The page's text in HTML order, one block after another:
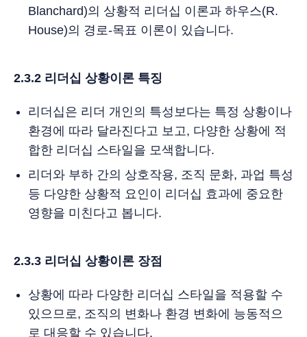
Blanchard)의 상황적 리더십 이론과 하우스(R.
House)의 경로-목표 이론이 있습니다.
2.3.2 리더십 상황이론 특징
리더십은 리더 개인의 특성보다는 특정 상황이나
환경에 따라 달라진다고 보고, 다양한 상황에 적
합한 리더십 스타일을 모색합니다.
리더와 부하 간의 상호작용, 조직 문화, 과업 특성
등 다양한 상황적 요인이 리더십 효과에 중요한
영향을 미친다고 봅니다.
2.3.3 리더십 상황이론 장점
상황에 따라 다양한 리더십 스타일을 적용할 수
있으므로, 조직의 변화나 환경 변화에 능동적으
로 대응할 수 있습니다.